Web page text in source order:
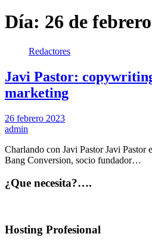
Día: 26 de
Redactores
Javi Pastor:
marketing
26 febrero 2023
admin
Charlando con Javi Pastor Javi Pastor
Bang Conversion, socio fundador…
¿Que necesita?….
Hosting Profesional